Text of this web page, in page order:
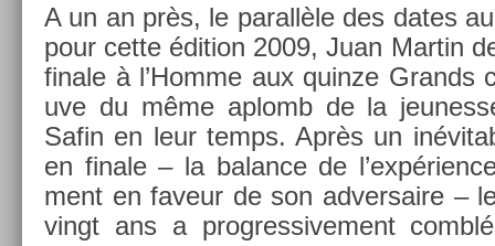
A un an près, le para­llèle des dates
pour cette édi­tion 2009, Juan Mar­tin
fin­ale à l’Homme aux quin­ze
uve du même ap­lomb de la
Safin en leur temps. Après un
en fin­ale – la balan­ce de
ment en faveur de son ad­versaire –
vingt ans a pro­gres­sive­ment